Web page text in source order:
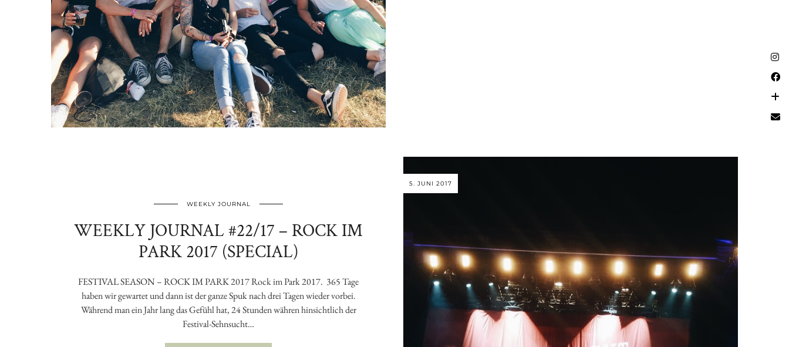
5. JUNI 2017
WEEKLY JOURNAL
WEEKLY JOURNAL #22/17 – ROCK IM
PARK 2017 (SPECIAL)
FESTIVAL SEASON – ROCK IM PARK 2017 Rock im Park 2017. 365 Tage
haben wir gewartet und dann ist der ganze Spuk nach drei Tagen wieder vorbei.
Während man ein Jahr lang das Gefühl hat, 24 Stunden währen hinsichtlich der
Festival-Sehnsucht…